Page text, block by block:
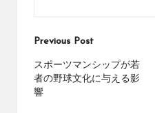
Post
navigation
Previous Post
スポーツマンシップが若
者の野球文化に与える影
響